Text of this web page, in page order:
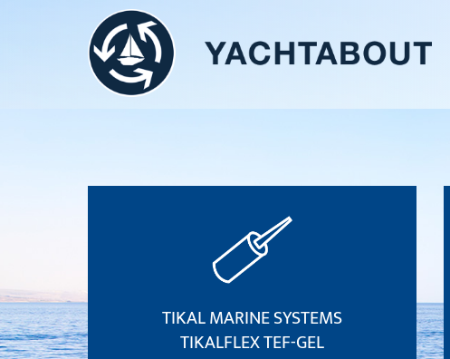
TIKAL MARINE SYSTEMS
TIKALFLEX TEF-GEL